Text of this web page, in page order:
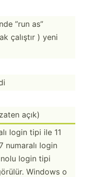
”run as”
çalıştır ) yeni
açık)
login tipi ile 11
numaralı login
nolu login tipi
Windows o